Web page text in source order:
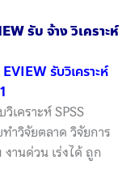
รับ จ้าง วิเคราะห์
รับวิเคราะห์
เคราะห์ SPSS
ำวิจัยตลาด วิจัยการ
านด่วน เร่งได้ ถูก